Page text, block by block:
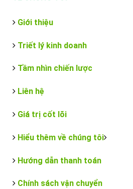
Giới thiệu
Triết lý kinh doanh
Tầm nhìn chiến lược
Liên hệ
Giá trị cốt lõi
Hiểu thêm về chúng tôi
Hướng dẫn thanh toán
Chính sách vận chuyển